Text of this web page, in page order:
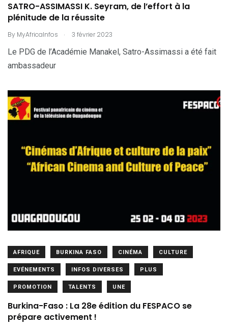
SATRO-ASSIMASSI K. Seyram, de l’effort à la
plénitude de la réussite
By MyAfricaInfos . 3 février 2023
Le PDG de l’Académie Manakel, Satro-Assimassi a été fait
ambassadeur
AFRIQUE BURKINA FASO CINÉMA CULTURE
EVÉNEMENTS INFOS DIVERSES PLUS
PROMOTION TALENTS UNE
Burkina-Faso : La 28e édition du FESPACO se
prépare activement !